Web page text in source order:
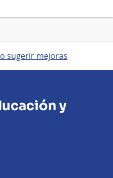
sugerir mejoras
y